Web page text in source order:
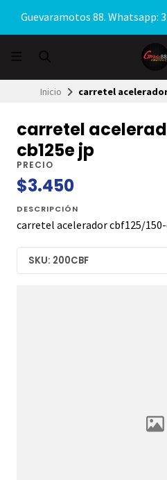
Guevaramotos 88. Whatsapp:
Inicio carretel
carretel
cb125e jp
PRECIO
$3.450
DESCRIPCIÓN
carretel acelerador cbf125/
SKU: 200CBF